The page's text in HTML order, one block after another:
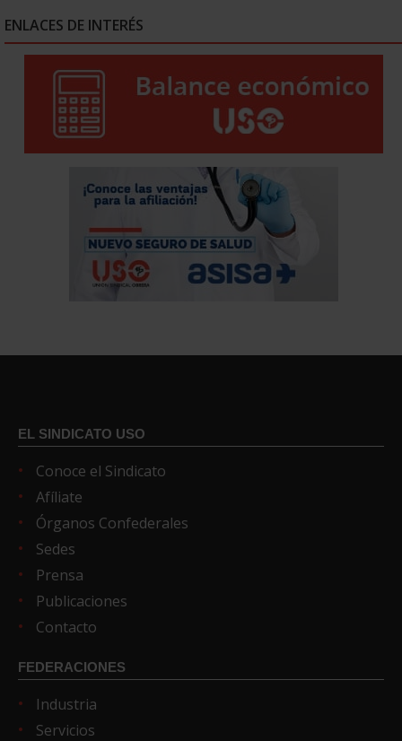
ENLACES DE INTERÉS
EL SINDICATO USO
Conoce el Sindicato
Afíliate
Órganos Confederales
Sedes
Prensa
Publicaciones
Contacto
FEDERACIONES
Industria
Servicios